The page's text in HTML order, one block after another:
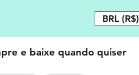
BRL (R$)
e baixe quando quiser